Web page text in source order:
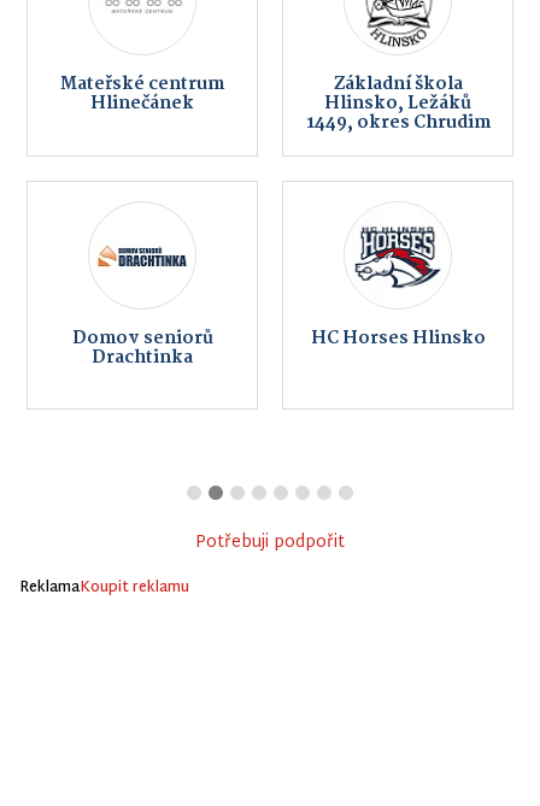
Mateřské centrum
Hlinečánek
Základní škola
Hlinsko, Ležáků
1449, okres Chrudim
Domov seniorů
Drachtinka
HC Horses Hlinsko
Potřebuji podpořit
ReklamaKoupit reklamu